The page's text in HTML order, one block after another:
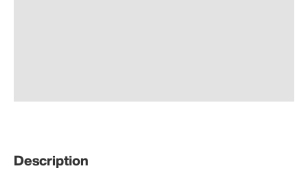
Description